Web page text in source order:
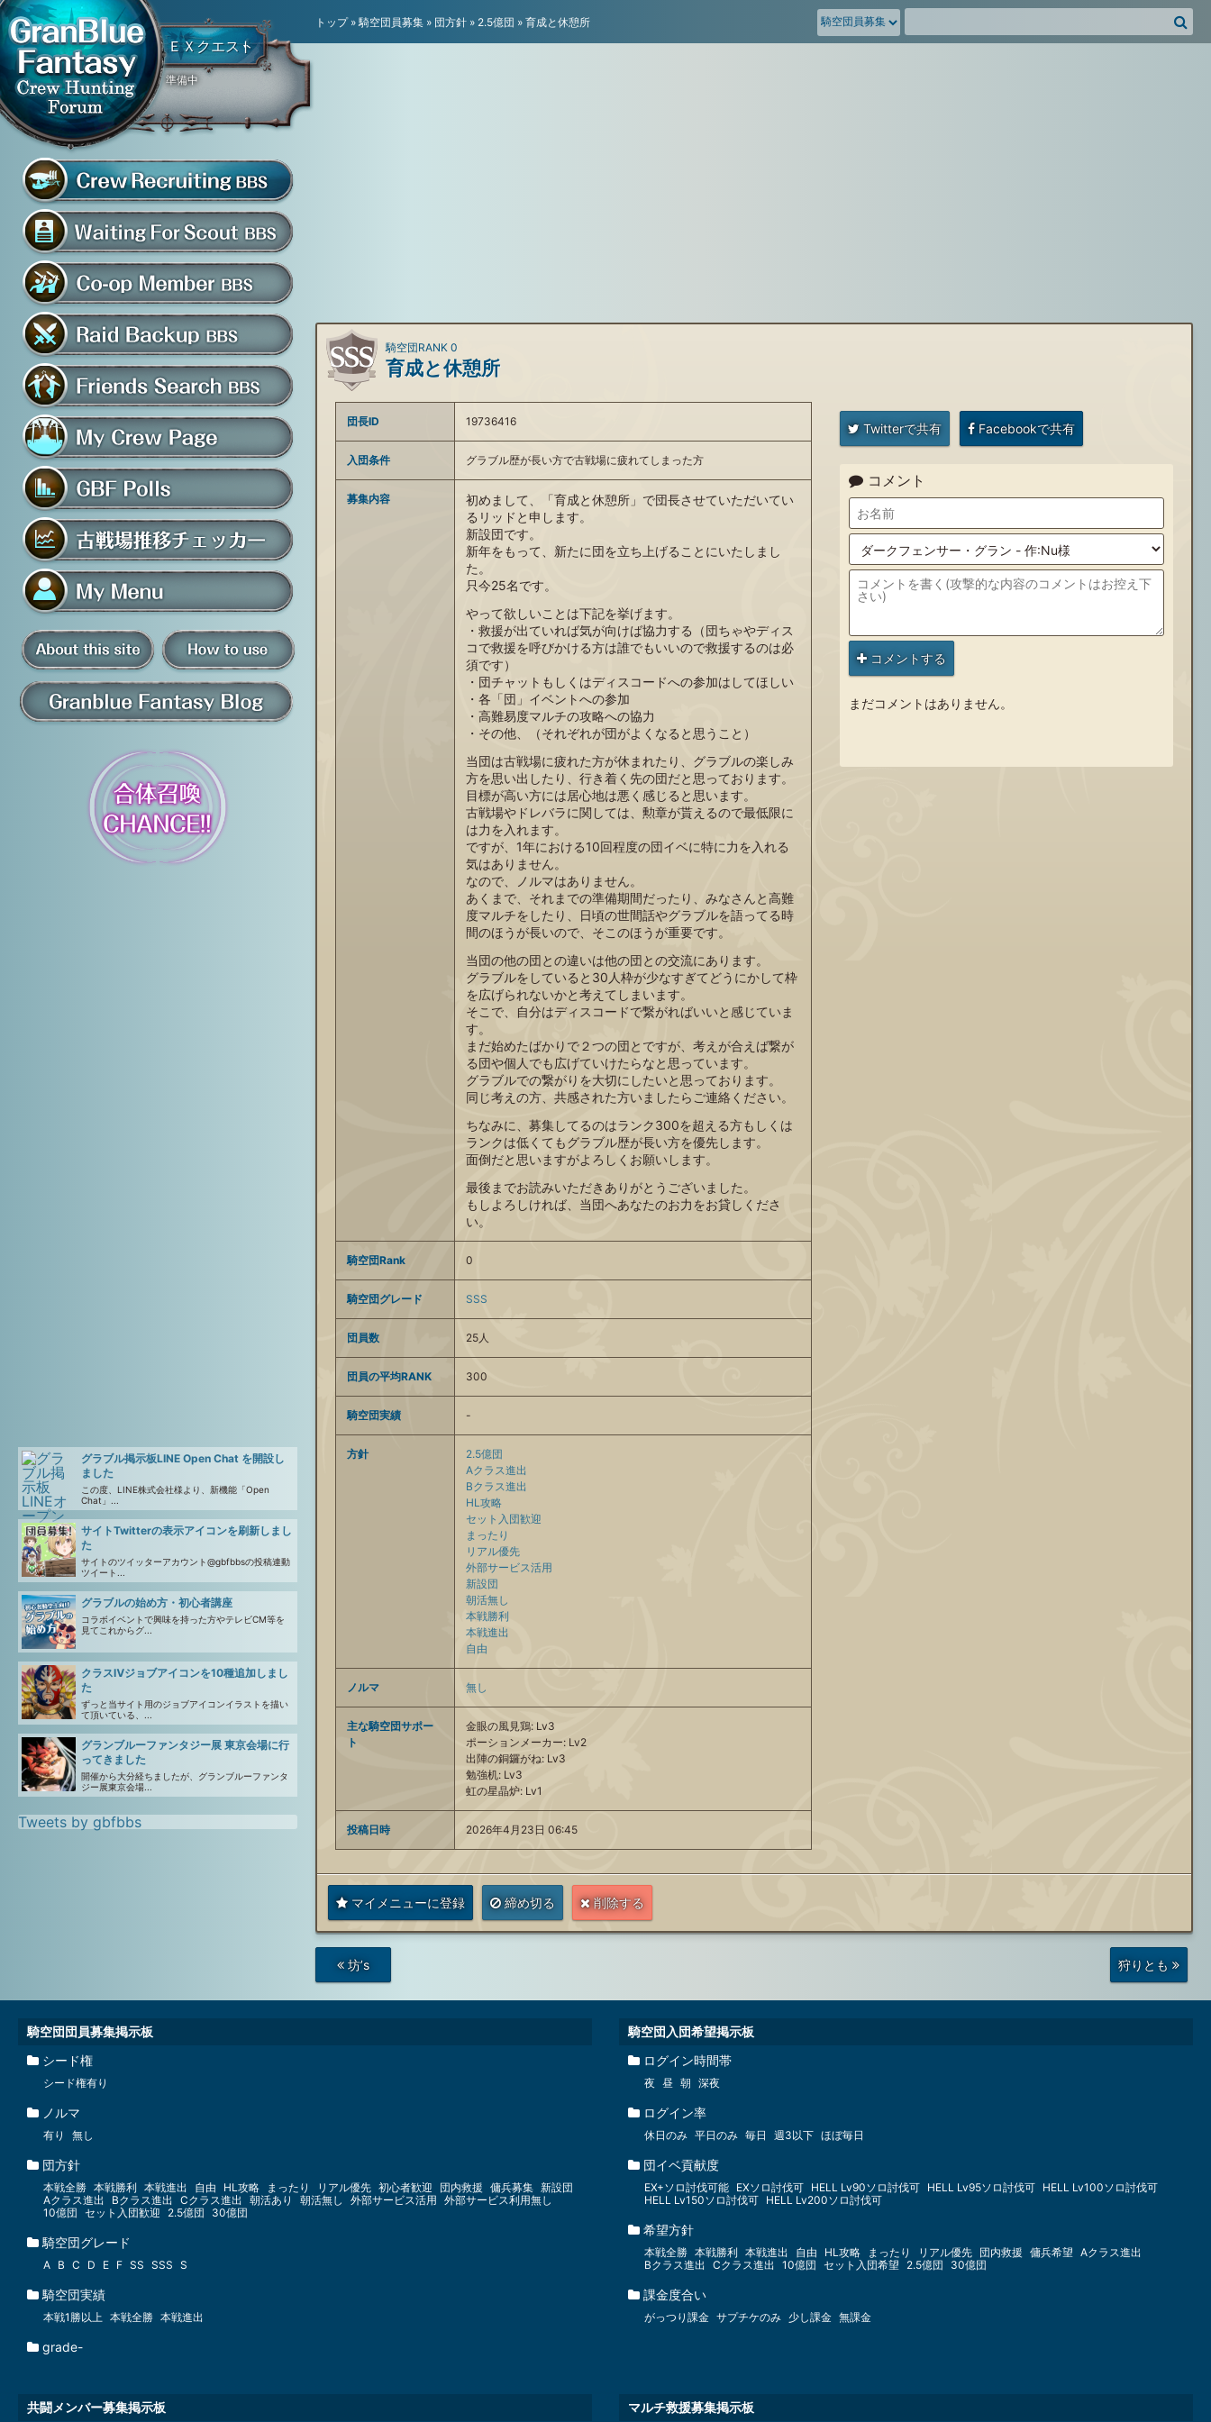
グラブル騎空団募集掲示
騎
空
団
騎空団員募集掲示板
騎空団入団希望掲示板
共闘部屋・メンバー掲示板
マルチバトル救援募集掲示板
フレンド募集掲示板
マイ騎空団ページ
グラブルアンケート
古戦場推移チェッカー
マイメニュー
騎空団員募集掲示板 掲示板の使い方
グラブル掲示板LINE Open Chat を開設し
ました
この度、LINE株式会社様より、新機能「Open
Chat」...
サイトTwitterの表示アイコンを刷新しまし
た
サイトのツイッターアカウント@gbfbbsの投稿連動
ツイート...
グラブルの始め方・初心者講座
コラボイベントで興味を持った方やテレビCM等を
見てこれからグ...
クラスⅣジョブアイコンを10種追加しまし
た
ずっと当サイト用のジョブアイコンイラストを描い
て頂いている、...
グランブルーファンタジー展 東京会場に行
ってきました
開催から大分経ちましたが、グランブルーファンタ
ジー展東京会場...
ＥＸクエスト
準備中
Tweets by gbfbbs
トップ»騎空団員募集 » 団方針 » 2.5億団 » 育成と休憩所
育成と休憩所
騎空団RANK 0
団長ID 19736416
入団条件 グラブル歴が長い方で古戦場に疲れてしまった方
募集内容
初めまして、「育成と休憩所」で団長させていただいてい
るリッドと申します。
新設団です。
新年をもって、新たに団を立ち上げることにいたしまし
た。
只今25名です。
やって欲しいことは下記を挙げます。
・救援が出ていれば気が向けば協力する（団ちゃやディス
コで救援を呼びかける方は誰でもいいので救援するのは必
須です）
・団チャットもしくはディスコードへの参加はしてほしい
・各「団」イベントへの参加
・高難易度マルチの攻略への協力
・その他、（それぞれが団がよくなると思うこと）
当団は古戦場に疲れた方が休まれたり、グラブルの楽しみ
方を思い出したり、行き着く先の団だと思っております。
目標が高い方には居心地は悪く感じると思います。
古戦場やドレバラに関しては、勲章が貰えるので最低限に
は力を入れます。
ですが、1年における10回程度の団イベに特に力を入れる
気はありません。
なので、ノルマはありません。
あくまで、それまでの準備期間だったり、みなさんと高難
度マルチをしたり、日頃の世間話やグラブルを語ってる時
間のほうが長いので、そこのほうが重要です。
当団の他の団との違いは他の団との交流にあります。
グラブルをしていると30人枠が少なすぎてどうにかして枠
を広げられないかと考えてしまいます。
そこで、自分はディスコードで繋がればいいと感じていま
す。
まだ始めたばかりで２つの団とですが、考えが合えば繋が
る団や個人でも広げていけたらなと思っています。
グラブルでの繋がりを大切にしたいと思っております。
同じ考えの方、共感された方いましたらご連絡ください。
ちなみに、募集してるのはランク300を超える方もしくは
ランクは低くてもグラブル歴が長い方を優先します。
面倒だと思いますがよろしくお願いします。
最後までお読みいただきありがとうございました。
もしよろしければ、当団へあなたのお力をお貸しくださ
い。
騎空団Rank 0
騎空団グレード SSS
団員数 25人
団員の平均RANK 300
騎空団実績 -
方針
2.5億団
Aクラス進出
Bクラス進出
HL攻略
セット入団歓迎
まったり
リアル優先
外部サービス活用
新設団
朝活無し
本戦勝利
本戦進出
自由
ノルマ 無し
主な騎空団サポー
ト
金眼の風見鶏: Lv3
ポーションメーカー: Lv2
出陣の銅鑼がね: Lv3
勉強机: Lv3
虹の星晶炉: Lv1
投稿日時 2026年4月23日 06:45
Twitterで共有 Facebookで共有
コメント
コメントする
まだコメントはありません。
マイメニューに登録 締め切る 削除する
投
坊’s
前
の
投
狩りとも
騎空団団員募集掲示板
シード権
シード権有り
ノルマ
有り 無し
団方針
本戦全勝 本戦勝利 本戦進出 自由 HL攻略 まったり リアル優先 初心者歓迎 団内救援 傭兵募集 新設団
Aクラス進出
Bクラス進出 Cクラス進出 朝活あり 朝活無し 外部サービス活用 外部サービス利用無し
10億団 セット入団歓迎 2.5億団 30億団
騎空団グレード
A B C D E F SS SSS S
騎空団実績
本戦1勝以上 本戦全勝 本戦進出
grade-
騎空団入団希望掲示板
ログイン時間帯
夜 昼 朝 深夜
ログイン率
休日のみ 平日のみ 毎日 週3以下 ほぼ毎日
団イベ貢献度
EX+ソロ討伐可能 EXソロ討伐可 HELL Lv90ソロ討伐可 HELL Lv95ソロ討伐可 HELL Lv100ソロ討伐可
HELL Lv150ソロ討伐可 HELL Lv200ソロ討伐可
希望方針
本戦全勝 本戦勝利 本戦進出 自由 HL攻略 まったり リアル優先 団内救援 傭兵希望 Aクラス進出
Bクラス進出 Cクラス進出 10億団 セット入団希望 2.5億団 30億団
課金度合い
がっつり課金 サプチケのみ 少し課金 無課金
共闘メンバー募集掲示板 マルチ救援募集掲示板